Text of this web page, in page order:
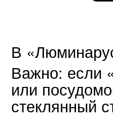
В
Важно: если
или
стеклянный